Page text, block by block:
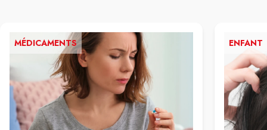
MÉDICAMENTS ENFANT